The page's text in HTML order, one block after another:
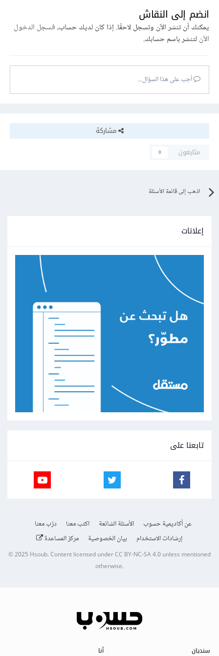
انضم إلى النقاش
يمكنك أن تنشر الآن وتسجل لاحقًا. إذا كان لديك حساب،فسجل الدخول
الآنلتنشر باسم حسابك.
أجب على هذا السؤال...
مشاركة
متابعون
0
اذهب إلى قائمة الأسئلة
إعلانات
تابعنا على
عن أكاديمية حسوب الأسئلة الشائعة اكتب معنا
درّب معنا
إرشادات الاستخدام
بيان الخصوصية مركز المساعدة
© 2025Hsoub.Content licensed underCC BY-NC-SA 4.0unless mentioned
otherwise.